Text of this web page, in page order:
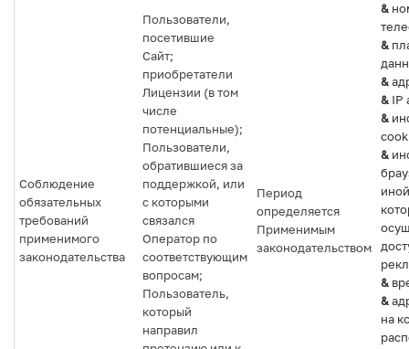
Соблюдение
обязательных
требований
применимого
законодательства
Пользователи,
посетившие
Сайт;
приобретатели
Лицензии (в том
числе
потенциальные);
Пользователи,
обратившиеся за
поддержкой, или
с которыми
связался
Оператор по
соответствующим
вопросам;
Пользователь,
который
направил
Период
определяется
Применимым
законодательством
&
&
&
& IP
&
&
&
&
на